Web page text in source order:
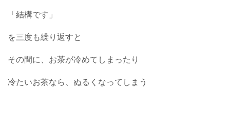
「結構です」
を三度も繰り返すと
その間に、お茶が冷めてしまったり
冷たいお茶なら、ぬるくなってしまう